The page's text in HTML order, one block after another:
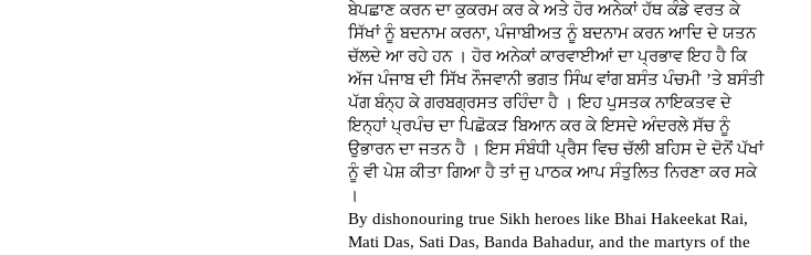
ਬੇਪਛਾਣ ਕਰਨ ਦਾ ਕੁਕਰਮ ਕਰ ਕੇ ਅਤੇ ਹੋਰ ਅਨੇਕਾਂ ਹੱਥ ਕੰਡੇ ਵਰਤ ਕੇ
ਸਿੱਖਾਂ ਨੂੰ ਬਦਨਾਮ ਕਰਨਾ, ਪੰਜਾਬੀਅਤ ਨੂੰ ਬਦਨਾਮ ਕਰਨ ਆਦਿ ਦੇ ਯਤਨ
ਚੱਲਦੇ ਆ ਰਹੇ ਹਨ । ਹੋਰ ਅਨੇਕਾਂ ਕਾਰਵਾਈਆਂ ਦਾ ਪ੍ਰਭਾਵ ਇਹ ਹੈ ਕਿ
ਅੱਜ ਪੰਜਾਬ ਦੀ ਸਿੱਖ ਨੌਜਵਾਨੀ ਭਗਤ ਸਿੰਘ ਵਾਂਗ ਬਸੰਤ ਪੰਚਮੀ ’ਤੇ ਬਸੰਤੀ
ਪੱਗ ਬੰਨ੍ਹ ਕੇ ਗਰਬਗ੍ਰਸਤ ਰਹਿੰਦਾ ਹੈ । ਇਹ ਪੁਸਤਕ ਨਾਇਕਤਵ ਦੇ
ਇਨ੍ਹਾਂ ਪ੍ਰਪੰਚ ਦਾ ਪਿਛੋਕੜ ਬਿਆਨ ਕਰ ਕੇ ਇਸਦੇ ਅੰਦਰਲੇ ਸੱਚ ਨੂੰ
ਉਭਾਰਨ ਦਾ ਜਤਨ ਹੈ । ਇਸ ਸੰਬੰਧੀ ਪ੍ਰੈਸ ਵਿਚ ਚੱਲੀ ਬਹਿਸ ਦੇ ਦੋਨੋਂ ਪੱਖਾਂ
ਨੂੰ ਵੀ ਪੇਸ਼ ਕੀਤਾ ਗਿਆ ਹੈ ਤਾਂ ਜੁ ਪਾਠਕ ਆਪ ਸੰਤੁਲਿਤ ਨਿਰਣਾ ਕਰ ਸਕੇ
।
By dishonouring true Sikh heroes like Bhai Hakeekat Rai,
Mati Das, Sati Das, Banda Bahadur, and the martyrs of the